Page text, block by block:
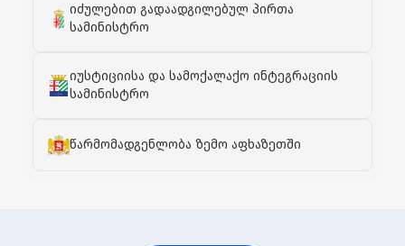
იძულებით გადაადგილებულ პირთა
სამინისტრო
იუსტიციისა და სამოქალაქო ინტეგრაციის
სამინისტრო
წარმომადგენლობა ზემო აფხაზეთში